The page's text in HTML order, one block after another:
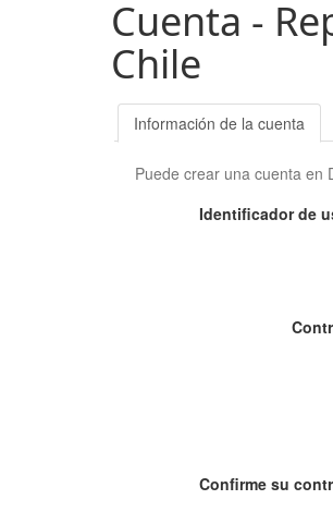
Cuenta -
Chile
Información de la cuenta
Puede crear una cuenta
Identificador de
Confirme su